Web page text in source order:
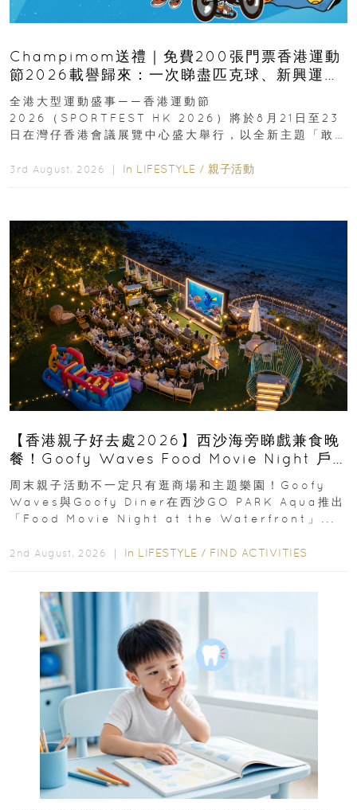
Champimom送禮｜免費200張門票香港運動
節2026載譽歸來：一次睇盡匹克球、新興運
動、街舞比賽＋逾百運動品牌展覽
全港大型運動盛事——香港運動節
2026（SPORTFEST HK 2026）將於8月21日至23
日在灣仔香港會議展覽中心盛大舉行，以全新主題「敢
3rd August, 2026 ｜ In LIFESTYLE / 親子活動
【香港親子好去處2026】西沙海旁睇戲兼食晚
餐！Goofy Waves Food Movie Night 戶
外影院逢週末登場
周末親子活動不一定只有逛商場和主題樂園！Goofy
Waves與Goofy Diner在西沙GO PARK Aqua推出
「Food Movie Night at the Waterfront」...
2nd August, 2026 ｜ In LIFESTYLE / FIND ACTIVITIES